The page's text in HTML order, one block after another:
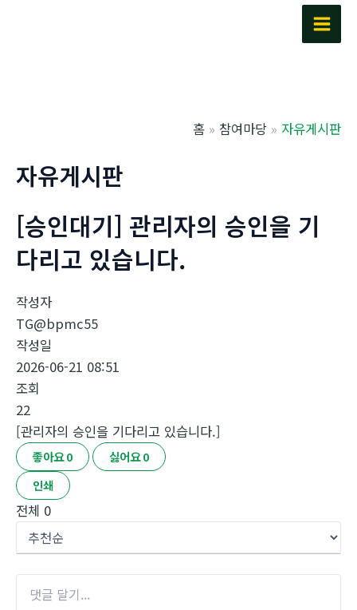
Main
홈 참여마당 자유게시판
자유게시판
[승인대기] 관리자의 승인을 기
다리고 있습니다.
작성자
TG@bpmc55
작성일
2026-06-21 08:51
조회
22
[관리자의 승인을 기다리고 있습니다.]
좋아요0 싫어요0
인쇄
전체 0